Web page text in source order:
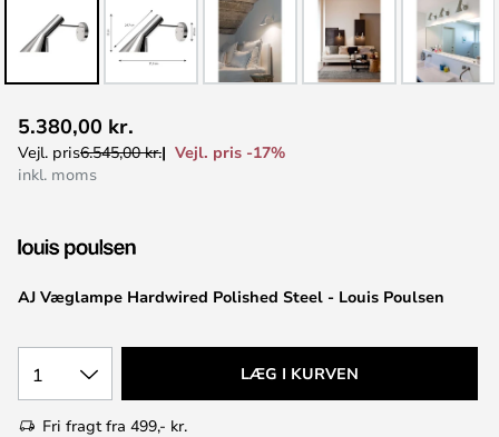
til
starten
AJ Væglampe Hardwired Polished Steel - Louis Poulsen
5.380,00 kr.
Vejl. pris6.545,00 kr.
Vejl. pris -17%
inkl. moms
1 LÆG I KURVEN
Fri fragt fra 499,- kr.